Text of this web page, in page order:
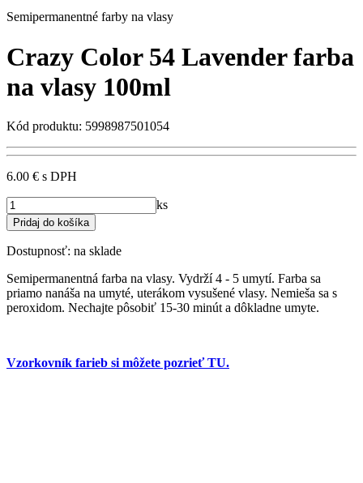
Semipermanentné farby na vlasy
Crazy Color 54 Lavender farba
na vlasy 100ml
Kód produktu: 5998987501054
6.00 € s DPH
ks
Dostupnosť: na sklade
Semipermanentná farba na vlasy. Vydrží 4 - 5 umytí. Farba sa
priamo nanáša na umyté, uterákom vysušené vlasy. Nemieša sa s
peroxidom. Nechajte pôsobiť 15-30 minút a dôkladne umyte.
Vzorkovník farieb si môžete pozrieť TU.